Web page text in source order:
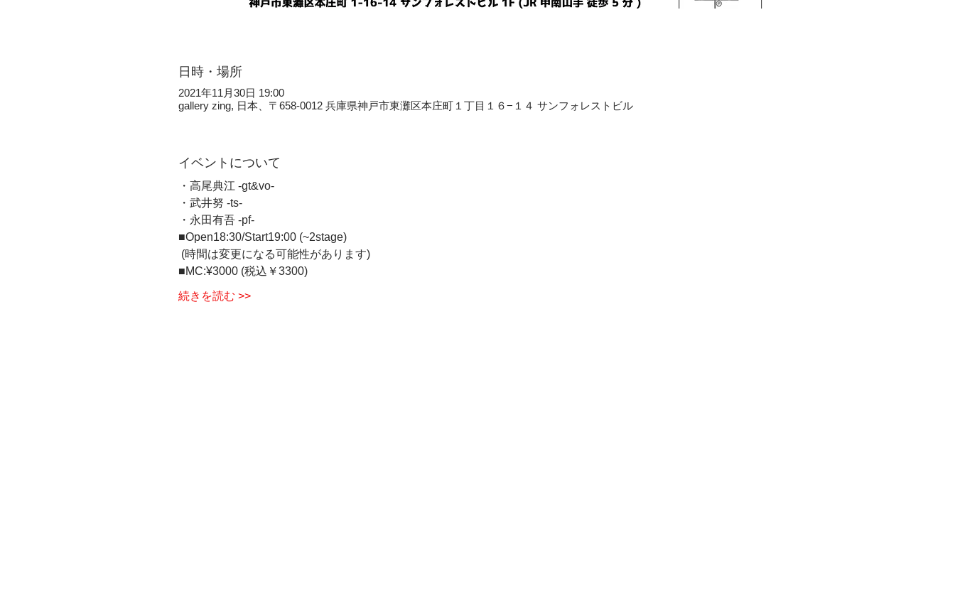
日時・場所
2021年11月30日 19:00
gallery zing, 日本、〒658-0012 兵庫県神戸市東灘区本庄町１丁目１６−１４ サンフォレストビル
イベントについて
・高尾典江 -gt&vo-
・武井努 -ts-
・永田有吾 -pf-
■Open18:30/Start19:00 (~2stage)
(時間は変更になる可能性があります)
■MC:¥3000 (税込￥3300)
続きを読む >>